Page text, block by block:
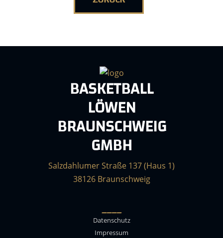
BASKETBALL
LÖWEN
BRAUNSCHWEIG
GMBH
Salzdahlumer Straße 137 (Haus 1)
38126 Braunschweig
____
Datenschutz
Impressum